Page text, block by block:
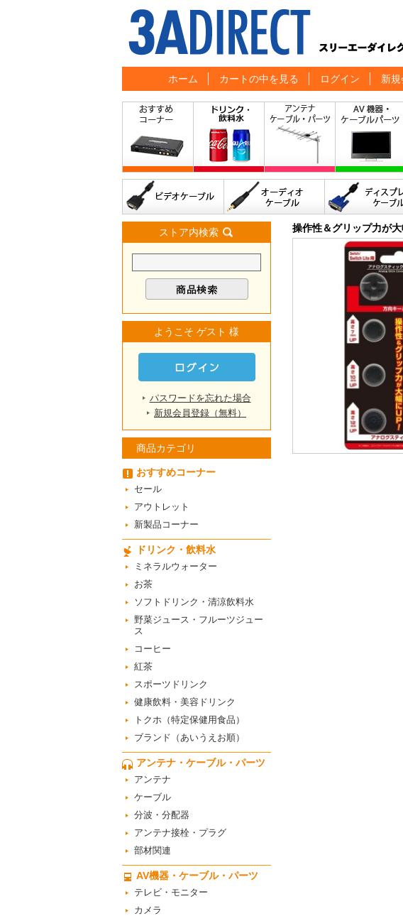
ホーム カートの中を見る ログイン 新
ストア内検索
ようこそ ゲスト 様
パスワードを忘れた場合
新規会員登録（無料）
商品カテゴリ
おすすめコーナー
セール
アウトレット
新製品コーナー
ドリンク・飲料水
ミネラルウォーター
お茶
ソフトドリンク・清涼飲料水
野菜ジュース・フルーツジュー
ス
コーヒー
紅茶
スポーツドリンク
健康飲料・美容ドリンク
トクホ（特定保健用食品）
ブランド（あいうえお順）
アンテナ・ケーブル・パーツ
アンテナ
ケーブル
分波・分配器
アンテナ接栓・プラグ
部材関連
AV機器・ケーブル・パーツ
テレビ・モニター
カメラ
操作性＆グリップ力が